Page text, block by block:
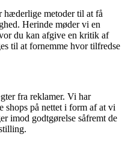
hæderlige metoder til at få
Herinde møder vi en
du kan afgive en kritik af
til at fornemme hvor tilfredse
fra reklamer. Vi har
shops på nettet i form af at vi
imod godtgørelse såfremt de